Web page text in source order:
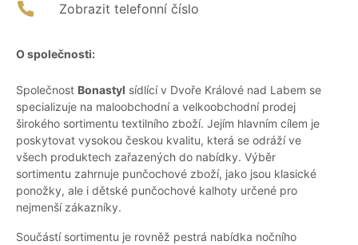
Zobrazit telefonní číslo
O společnosti:
Společnost Bonastyl sídlící v Dvoře Králové nad Labem se
specializuje na maloobchodní a velkoobchodní prodej
širokého sortimentu textilního zboží. Jejím hlavním cílem je
poskytovat vysokou českou kvalitu, která se odráží ve
všech produktech zařazených do nabídky. Výběr
sortimentu zahrnuje punčochové zboží, jako jsou klasické
ponožky, ale i dětské punčochové kalhoty určené pro
nejmenší zákazníky.
Součástí sortimentu je rovněž pestrá nabídka nočního